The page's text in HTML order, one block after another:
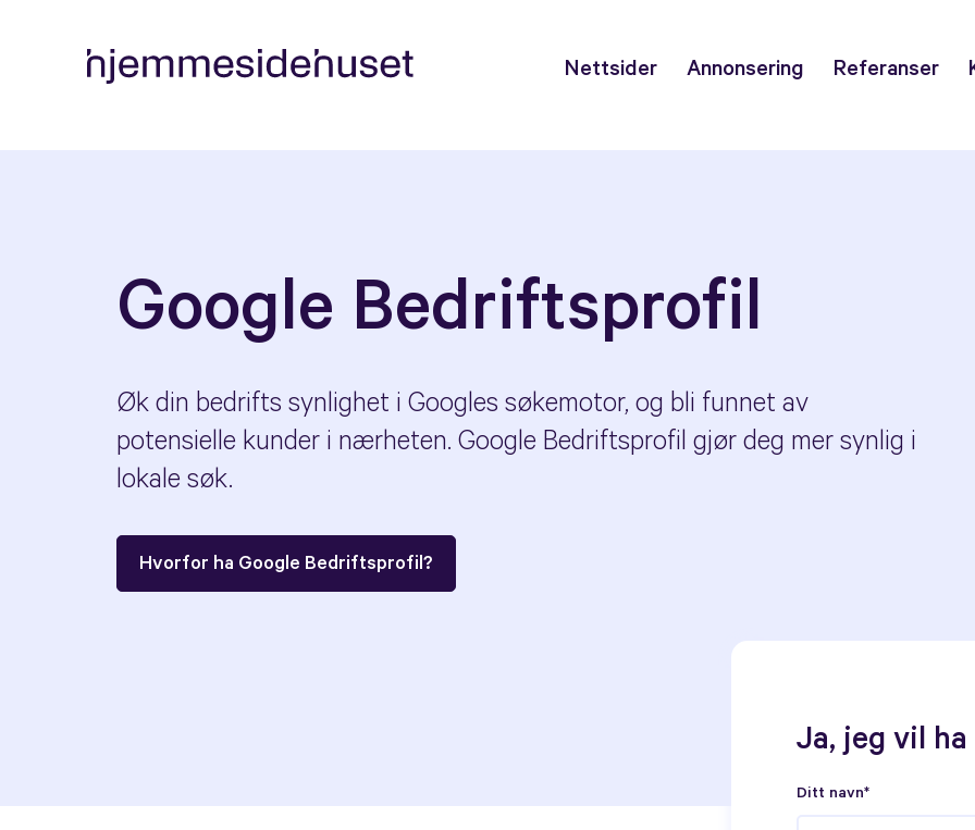
Nettsider Annonsering Referanser
Google Bedriftsprofil
Øk din bedrifts synlighet i Googles søkemotor, og bli funnet av
potensielle kunder i nærheten. Google Bedriftsprofil gjør deg mer synlig i
lokale søk.
Hvorfor ha Google Bedriftsprofil?
Ja, jeg vil
Ditt navn*